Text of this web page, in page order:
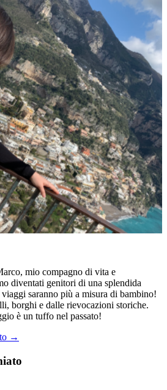
mio compagno di vita e
diventati genitori di una splendida
saranno più a misura di bambino!
borghi e dalle rievocazioni storiche.
è un tuffo nel passato!
→